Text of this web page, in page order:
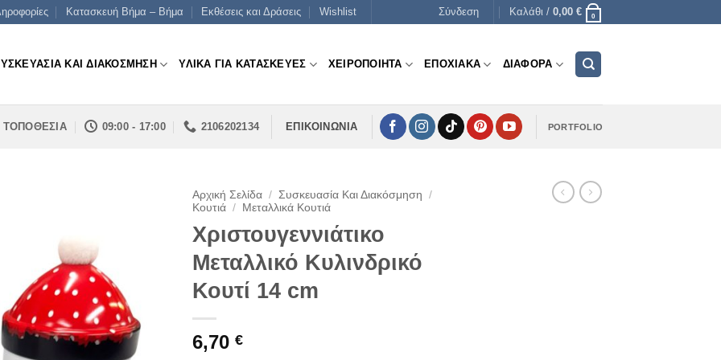
Κατασκευή Βήμα – Βήμα Εκθέσεις και Δράσεις Wishlist Σύνδεση Καλάθι / 0,00 € 0
ΚΑΙ ΔΙΑΚΟΣΜΗΣΗ ΥΛΙΚΑ ΓΙΑ ΚΑΤΑΣΚΕΥΕΣ ΧΕΙΡΟΠΟΙΗΤΑ ΕΠΟΧΙΑΚΑ ΔΙΑΦΟΡΑ
ΤΟΠΟΘΕΣΙΑ 09:00 - 17:00 2106202134 ΕΠΙΚΟΙΝΩΝΙΑ PORTFOLIO
Αρχική Σελίδα / Συσκευασία Και Διακόσμηση
/
Κουτιά / Μεταλλικά Κουτιά
Χριστουγεννιάτικο
Μεταλλικό Κυλινδρικό
Κουτί 14 cm
6,70 €